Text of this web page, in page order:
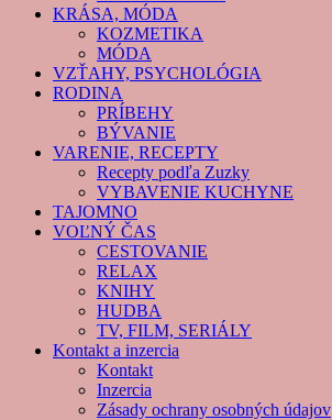
KRÁSA, MÓDA
KOZMETIKA
MÓDA
VZŤAHY, PSYCHOLÓGIA
RODINA
PRÍBEHY
BÝVANIE
VARENIE, RECEPTY
Recepty podľa Zuzky
VYBAVENIE KUCHYNE
TAJOMNO
VOĽNÝ ČAS
CESTOVANIE
RELAX
KNIHY
HUDBA
TV, FILM, SERIÁLY
Kontakt a inzercia
Kontakt
Inzercia
Zásady ochrany osobných údajov